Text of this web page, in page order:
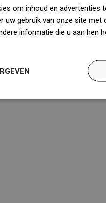
om inhoud en advertenties
uw gebruik van onze site met
informatie die u aan hen